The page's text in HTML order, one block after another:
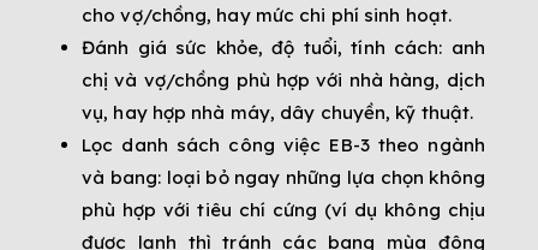
cho vợ/chồng, hay mức chi phí sinh hoạt.
Đánh giá sức khỏe, độ tuổi, tính cách: anh
chị và vợ/chồng phù hợp với nhà hàng, dịch
vụ, hay hợp nhà máy, dây chuyền, kỹ thuật.
Lọc danh sách công việc EB-3 theo ngành
và bang: loại bỏ ngay những lựa chọn không
phù hợp với tiêu chí cứng (ví dụ không chịu
được lạnh thì tránh các bang mùa đông